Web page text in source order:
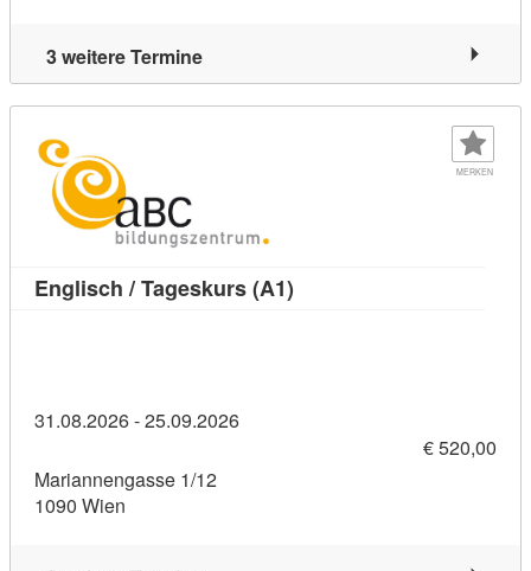
3 weitere Termine
MERKEN
Englisch / Tageskurs (A1)
31.08.2026 - 25.09.2026
€ 520,00
Mariannengasse 1/12
1090 Wien